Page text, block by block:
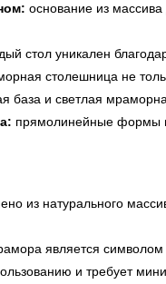
основание из
стол уникален
столешница не
база и светлая
прямолинейные формы и
из натурального
является символом
и требует